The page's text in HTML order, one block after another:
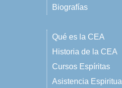
Biografías
Qué es la CEA
Historia de la CEA
Cursos Espíritas
Asistencia Espiritual